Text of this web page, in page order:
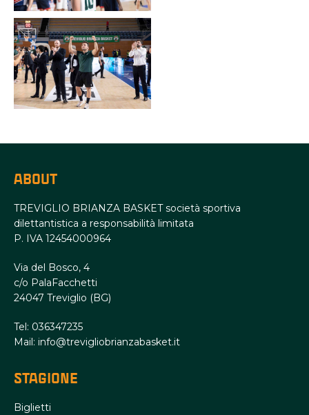
ABOUT
TREVIGLIO BRIANZA BASKET società sportiva
dilettantistica a responsabilità limitata
P. IVA 12454000964
Via del Bosco, 4
c/o PalaFacchetti
24047 Treviglio (BG)
Tel: 036347235
Mail: info@trevigliobrianzabasket.it
STAGIONE
Biglietti